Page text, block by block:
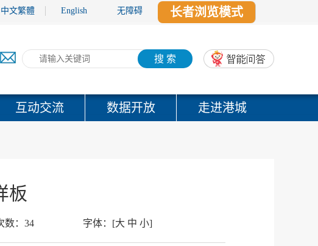
中文繁體 English 无障碍 长者浏览模式
搜 索
互动交流 数据开放 走进港城
板
数： 34 字体： [大 中 小]